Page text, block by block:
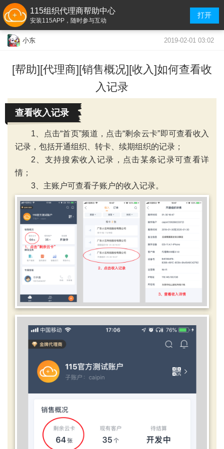
115组织代理商帮助中心
安装115APP，随时参与互动
打开
小东 2019-02-01 03:02
[帮助][代理商][销售概况][收入]如何查看收
入记录
查看收入记录
1、点击“首页”频道，点击“剩余云卡”即可查看收入
记录，包括开通组织、转卡、续期组织的记录；
2、支持搜索收入记录，点击某条记录可查看详
情；
3、主账户可查看子账户的收入记录。